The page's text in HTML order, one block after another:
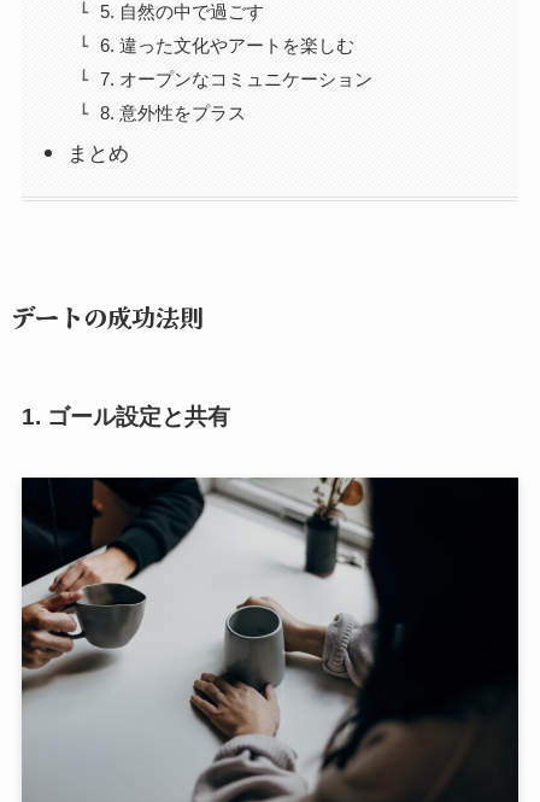
5. 自然の中で過ごす
6. 違った文化やアートを楽しむ
7. オープンなコミュニケーション
8. 意外性をプラス
まとめ
デートの成功法則
1. ゴール設定と共有